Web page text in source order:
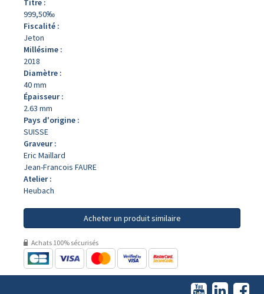
Titre :
999,50‰
Fiscalité :
Jeton
Millésime :
2018
Diamètre :
40 mm
Épaisseur :
2.63 mm
Pays d'origine :
SUISSE
Graveur :
Eric Maillard
Jean-Francois FAURE
Atelier :
Heubach
Acheter un produit similaire
Achats 100% sécurisés